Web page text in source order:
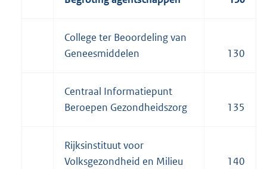
College ter Beoordeling van
Geneesmiddelen
130
Centraal Informatiepunt
Beroepen Gezondheidszorg
135
Rijksinstituut voor
Volksgezondheid en Milieu
140